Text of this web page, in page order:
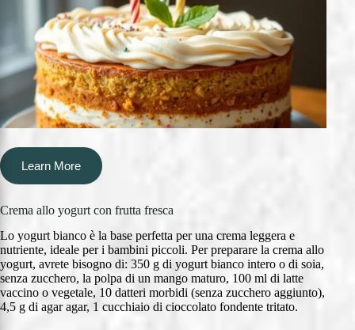
Learn More
Crema allo yogurt con frutta fresca
Lo yogurt bianco è la base perfetta per una crema leggera e
nutriente, ideale per i bambini piccoli. Per preparare la crema allo
yogurt, avrete bisogno di: 350 g di yogurt bianco intero o di soia,
senza zucchero, la polpa di un mango maturo, 100 ml di latte
vaccino o vegetale, 10 datteri morbidi (senza zucchero aggiunto),
4,5 g di agar agar, 1 cucchiaio di cioccolato fondente tritato.